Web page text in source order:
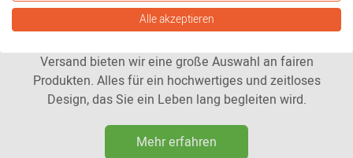
Unser Designprinzip: bewusst fair.
Versand bieten wir eine große Auswahl an fairen
Produkten. Alles für ein hochwertiges und zeitloses
Design, das Sie ein Leben lang begleiten wird.
Mehr erfahren
Alle akzeptieren